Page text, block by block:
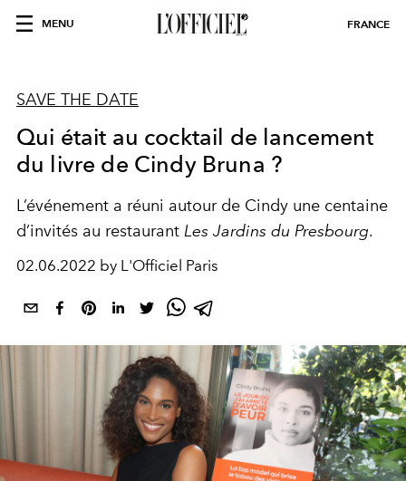
MENU FRANCE
SAVE THE DATE
Qui était au cocktail de lancement
du livre de Cindy Bruna ?
L’événement a réuni autour de Cindy une centaine
d’invités au restaurant Les Jardins du Presbourg.
02.06.2022 by L'Officiel Paris